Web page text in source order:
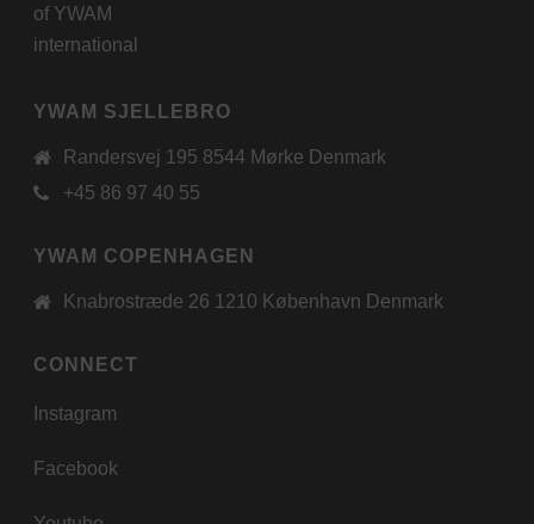
of YWAM
international
YWAM SJELLEBRO
Randersvej 195 8544 Mørke Denmark
+45 86 97 40 55
YWAM COPENHAGEN
Knabrostræde 26 1210 København Denmark
CONNECT
Instagram
Facebook